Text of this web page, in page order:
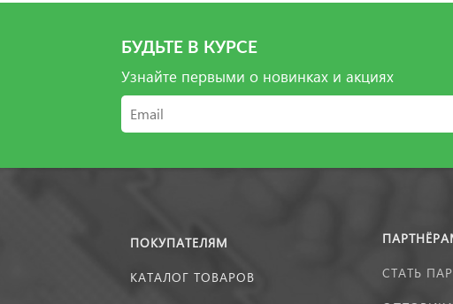
БУДЬТЕ В КУРСЕ
Узнайте первыми о новинках и акциях
ПОКУПАТЕЛЯМ
КАТАЛОГ ТОВАРОВ СТАТЬ